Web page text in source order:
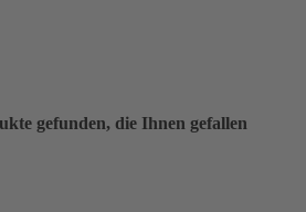
gefunden, die Ihnen gefallen